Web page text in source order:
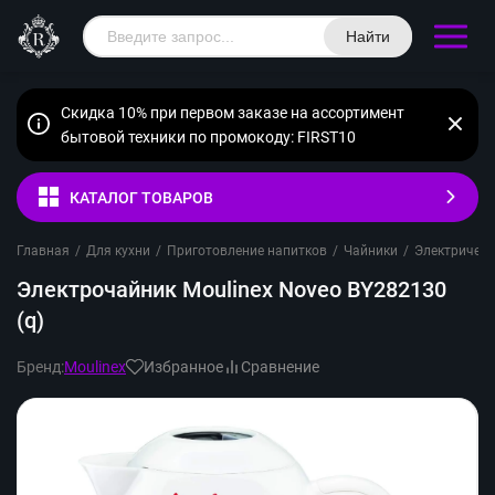
Найти
Скидка 10% при первом заказе на ассортимент
бытовой техники по промокоду: FIRST10
КАТАЛОГ ТОВАРОВ
Главная / Для кухни / Приготовление напитков / Чайники /
Электрочайник Moulinex Noveo BY282130
(q)
Бренд:Moulinex Избранное Сравнение